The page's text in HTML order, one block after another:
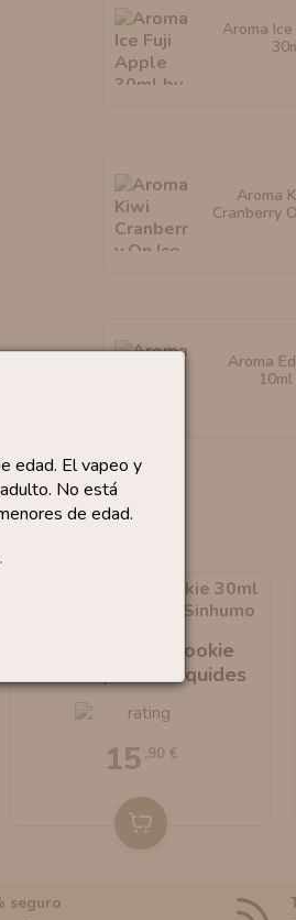
edad. El vapeo y
No está
de edad.
Aroma
Aroma
Cranberry
Aroma
10ml
Aroma Crazy Cookie
30ml By Nova Liquides
15 ,90 €
seguro